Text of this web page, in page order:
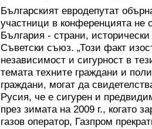
Българският евродепутат
участници в конференцията
България - страни,
Съветски съюз. „Този факт
независимост и сигурност в
темата техните граждани и
граждани, могат да
Русия, че е сигурен и
през зимата на 2009 г., когато
газов оператор, Газпром